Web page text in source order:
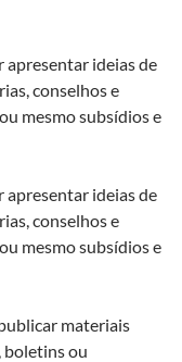
apresentar ideias de
conselhos e
mesmo subsídios e
apresentar ideias de
conselhos e
mesmo subsídios e
materiais
boletins ou